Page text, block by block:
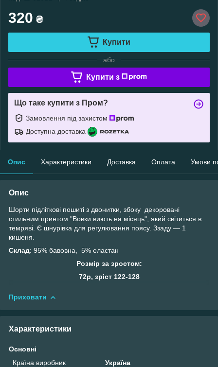
320 ₴
Купити
або
Купити з
Що таке купити з Пром?
Замовлення під захистом
Доступна доставка
Опис Характеристики Доставка Оплата Умови
Опис
Шорти підліткові пошиті з двонитки, збоку декоровані
стильним принтом "Вовки виють на місяць", який світиться в
темряві. Є шнурівка для регулювання поясу. Ззаду — 1
кишеня.
Склад: 95% бавовна, 5% еластан
Розмір за зростом:
72р, зріст 122-128
Приховати
Характеристики
Основні
Країна виробник
Україна